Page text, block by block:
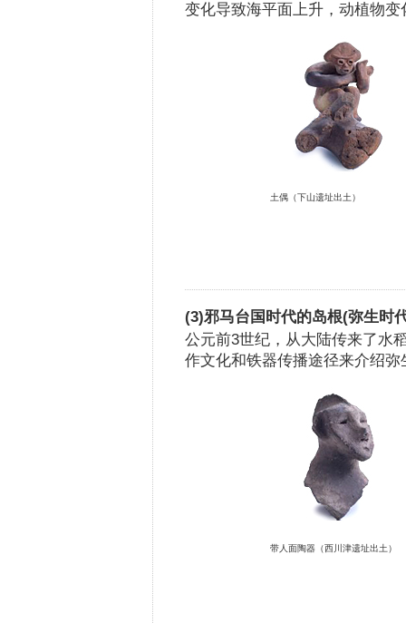
变化导致海平面上升，动植物
土偶（下山遗址出土）
(3)邪马台国时代的岛根(弥生时
公元前3世纪，从大陆传来了水
作文化和铁器传播途径来介绍弥
带人面陶器（西川津遗址出土）